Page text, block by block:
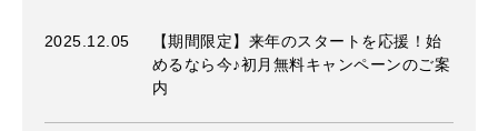
2025.12.05
【期間限定】来年のスタートを応援！始
めるなら今♪初月無料キャンペーンのご案
内